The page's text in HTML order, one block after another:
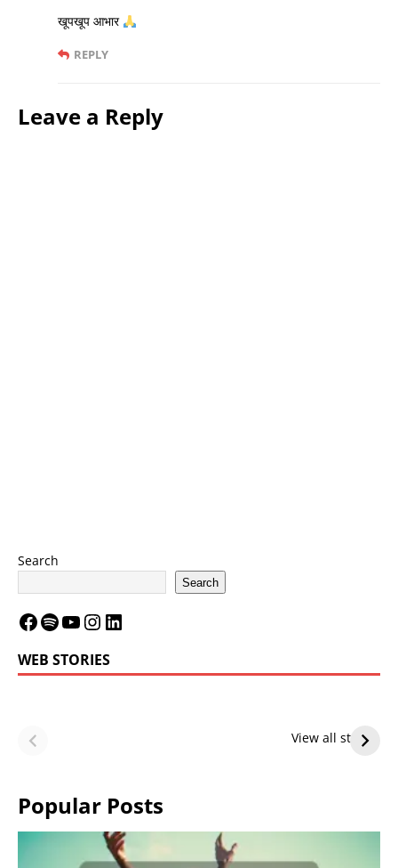
खूपखूप आभार
REPLY
Leave a Reply
Search
Search
WEB STORIES
View all stories
Future — Lakers
or Warriors?
Lakers Future
Popular Posts